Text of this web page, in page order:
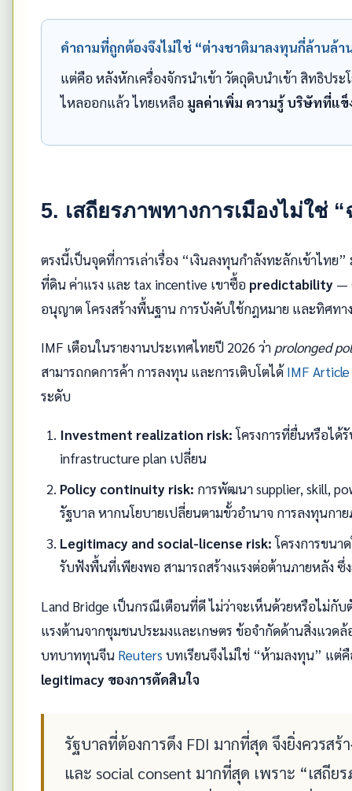
คำถามที่ถูกต้องจึงไม่ใช่ “ต่างชาติมาลงทุนกี่ล้านล้า
แต่คือ หลังหักเครื่องจักรนำเข้า วัตถุดิบนำเข้า สิทธิป
ไหลออกแล้ว ไทยเหลือ มูลค่าเพิ่ม ความรู้ บริษัทที่แข็
5. เสถียรภาพทางการเมืองไม่ใช่
ตรงนี้เป็นจุดที่การเล่าเรื่อง “เงินลงทุนกำลังทะลักเข้าไท
ที่ดิน ค่าแรง และ tax incentive เขาซื้อ predictability —
อนุญาต โครงสร้างพื้นฐาน การบังคับใช้กฎหมาย และทิศทา
IMF เตือนในรายงานประเทศไทยปี 2026 ว่า prolonged
สามารถกดการค้า การลงทุน และการเติบโตได้ IMF Article
ระดับ
Investment realization risk:โครงการที่ยื่นหรือได้
infrastructure plan เปลี่ยน
Policy continuity risk: การพัฒนา supplier, skill,
รัฐบาล หากนโยบายเปลี่ยนตามขั้วอำนาจ การลงทุนกา
Legitimacy and social-license risk:โครงการขน
รับฟังพื้นที่เพียงพอ สามารถสร้างแรงต่อต้านภายหลัง
Land Bridge เป็นกรณีเตือนที่ดี ไม่ว่าจะเห็นด้วยหรือไม่กับ
แรงต้านจากชุมชนประมงและเกษตร ข้อจำกัดด้านสิ่งแวด
บทบาททุนจีน Reuters บทเรียนจึงไม่ใช่ “ห้ามลงทุน” แต่
legitimacy ของการตัดสินใจ
รัฐบาลที่ต้องการดึง FDI มากที่สุด จึงยิ่งควรส
และ social consent มากที่สุด เพราะ “เสถี